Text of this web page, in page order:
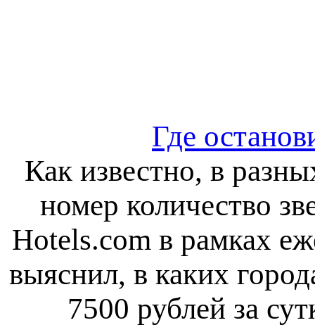
Где
Как известно, в
номер количество
Hotels.com в рамках
выяснил, в каких
7500 рублей за